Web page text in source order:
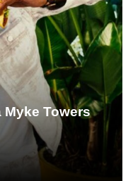
Myke Towers